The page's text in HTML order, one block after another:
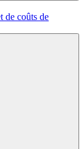
de coûts de